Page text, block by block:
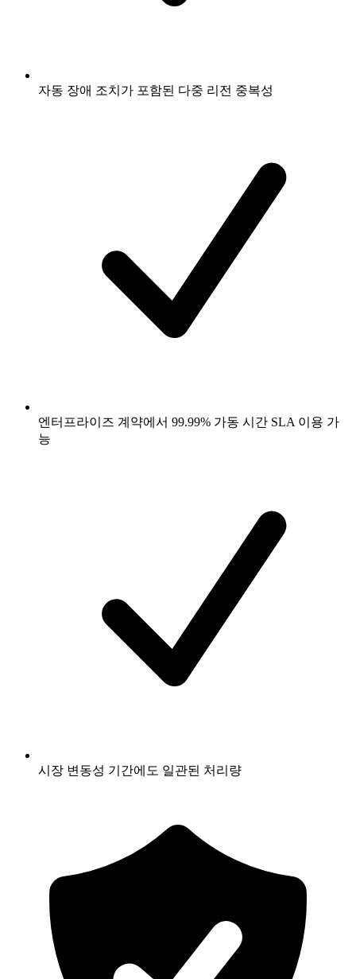
자동 장애 조치가 포함된 다중 리전 중복성
엔터프라이즈 계약에서 99.99% 가동 시간 SLA 이용 가
능
시장 변동성 기간에도 일관된 처리량